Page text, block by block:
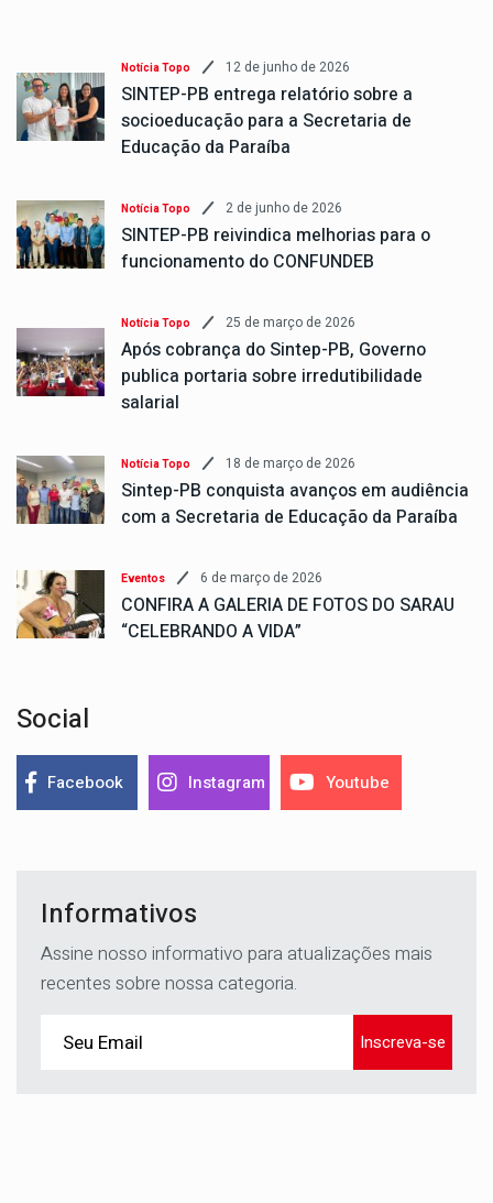
Notícia Topo 12 de junho de 2026
SINTEP-PB entrega relatório sobre a
socioeducação para a Secretaria de
Educação da Paraíba
Notícia Topo 2 de junho de 2026
SINTEP-PB reivindica melhorias para o
funcionamento do CONFUNDEB
Notícia Topo 25 de março de 2026
Após cobrança do Sintep-PB, Governo
publica portaria sobre irredutibilidade
salarial
Notícia Topo 18 de março de 2026
Sintep-PB conquista avanços em audiência
com a Secretaria de Educação da Paraíba
Eventos 6 de março de 2026
CONFIRA A GALERIA DE FOTOS DO SARAU
“CELEBRANDO A VIDA”
Social
Facebook Instagram Youtube
Informativos
Assine nosso informativo para atualizações mais
recentes sobre nossa categoria.
Inscreva-se